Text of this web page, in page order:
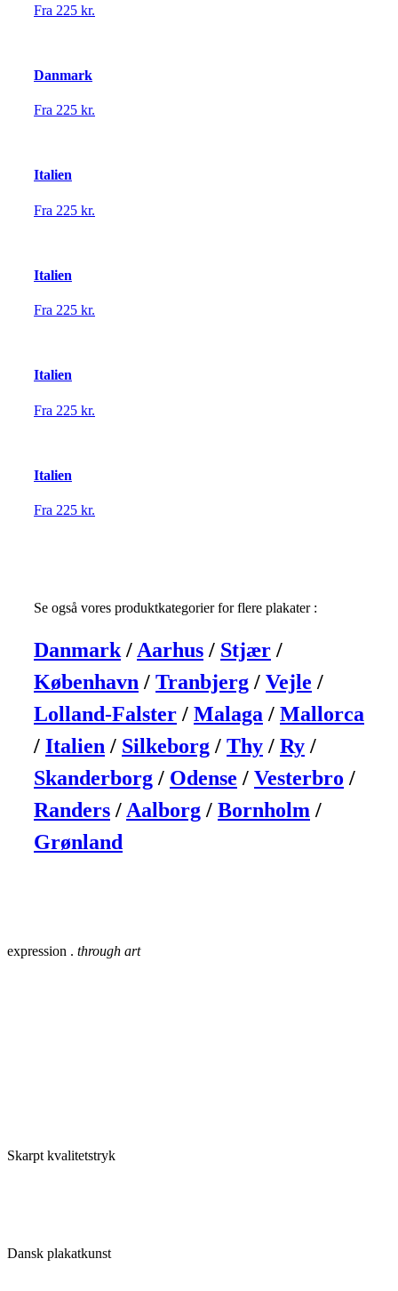
Fra 225 kr.
Danmark
Fra 225 kr.
Italien
Fra 225 kr.
Italien
Fra 225 kr.
Italien
Fra 225 kr.
Italien
Fra 225 kr.
Se også vores produktkategorier for flere plakater :
Danmark / Aarhus / Stjær /
København / Tranbjerg / Vejle /
Lolland-Falster / Malaga / Mallorca
/ Italien / Silkeborg / Thy / Ry /
Skanderborg / Odense / Vesterbro /
Randers / Aalborg / Bornholm /
Grønland
expression . through art
Skarpt kvalitetstryk
Dansk plakatkunst